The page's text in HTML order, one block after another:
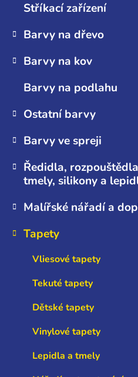
Stříkací zařízení
Barvy na dřevo
Barvy na kov
Barvy na podlahu
Ostatní barvy
Barvy ve spreji
Ředidla,
tmely, silikony a
Malířské nářadí a
Tapety
Vliesové tapety
Tekuté tapety
Dětské tapety
Vinylové tapety
Lepidla a tmely